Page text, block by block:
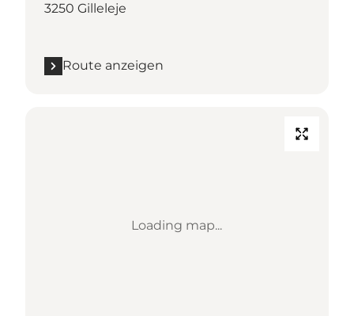
3250 Gilleleje
Route anzeigen
Loading map...